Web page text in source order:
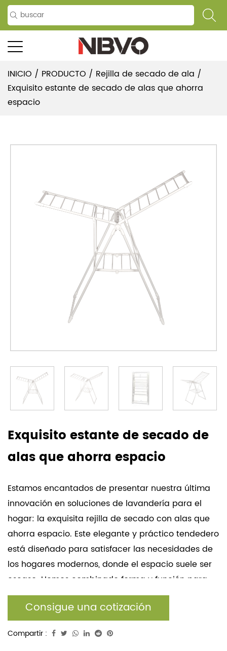
INICIO / PRODUCTO / Rejilla de secado de ala /
Exquisito estante de secado de alas que ahorra
espacio
Exquisito estante de secado de
alas que ahorra espacio
Estamos encantados de presentar nuestra última
innovación en soluciones de lavandería para el
hogar: la exquisita rejilla de secado con alas que
ahorra espacio. Este elegante y práctico tendedero
está diseñado para satisfacer las necesidades de
los hogares modernos, donde el espacio suele ser
escaso. Hemos combinado forma y función para
crear un producto que no solo ahorra espacio sino
que también agrega un toque de sofisticación a su
hogar.
Consigue una cotización
Compartir :